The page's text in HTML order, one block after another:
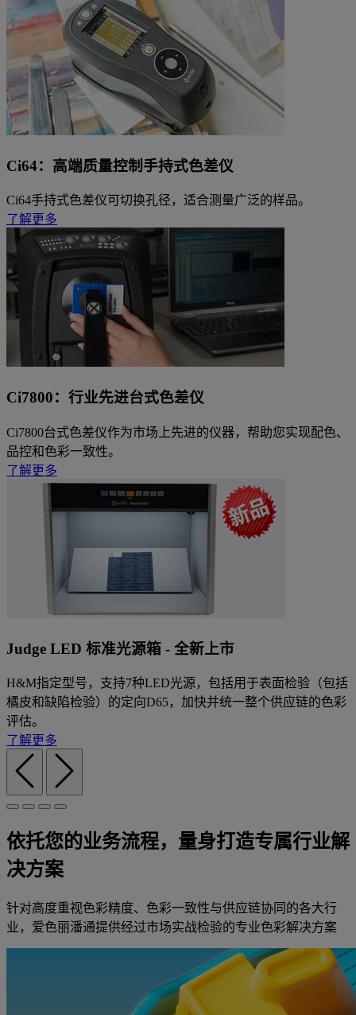
Ci64：高端质量控制手持式色差仪
Ci64手持式色差仪可切换孔径，适合测量广泛的样品。
了解更多
Ci7800：行业先进台式色差仪
Ci7800台式色差仪作为市场上先进的仪器，帮助您实现配色、
品控和色彩一致性。
了解更多
Judge LED 标准光源箱 - 全新上市
H&M指定型号，支持7种LED光源，包括用于表面检验（包括
橘皮和缺陷检验）的定向D65，加快并统一整个供应链的色彩
评估。
了解更多
依托您的业务流程，量身打造专属行业解
决方案
针对高度重视色彩精度、色彩一致性与供应链协同的各大行
业，爱色丽潘通提供经过市场实战检验的专业色彩解决方案